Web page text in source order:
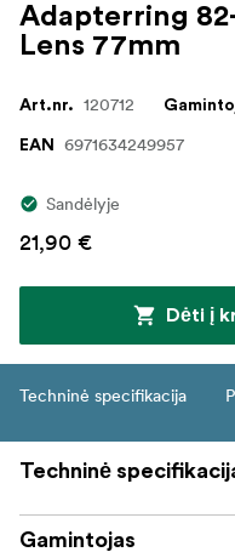
Adapterring
Lens 77mm
Art.nr. 120712
EAN 6971634249957
Sandėlyje
21,90 €
Dėti į
Techninė specifikacija
Techninė
Gamintojas